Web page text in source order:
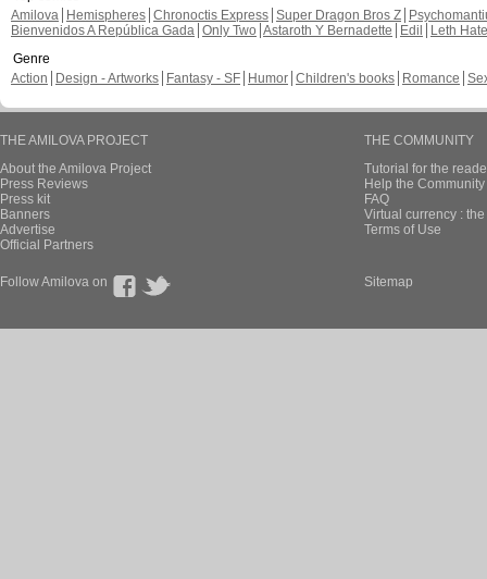
Amilova
Hemispheres Chronoctis Express Super Dragon Bros Z
Bienvenidos A República Gada Only Two Astaroth Y Bernadette Edil
Leth Hate
Genre
Action
Design - Artworks Fantasy - SF Humor Children's books Romance
THE AMILOVA PROJECT
About the Amilova Project
Press Reviews
Press kit
Banners
Advertise
Official Partners
THE COMMUNITY
Tutorial for the
Help the
FAQ
Virtual currency :
Terms of Use
Follow Amilova on Sitemap